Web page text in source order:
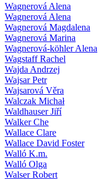
Wagnerová Alena
Wagnerová Alena
Wagnerová Magdalena
Wagnerová Marina
Wagnerová-köhler Alena
Wagstaff Rachel
Wajda Andrzej
Wajsar Petr
Wajsarová Věra
Walczak Michał
Waldhauser Jiří
Walker Che
Wallace Clare
Wallace David Foster
Walló K.m.
Walló Olga
Walser Robert